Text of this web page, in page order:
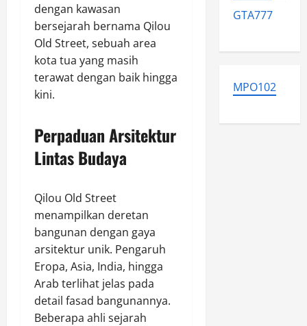
dengan kawasan
bersejarah bernama Qilou
Old Street, sebuah area
kota tua yang masih
terawat dengan baik hingga
kini.
Perpaduan Arsitektur
Lintas Budaya
Qilou Old Street
menampilkan deretan
bangunan dengan gaya
arsitektur unik. Pengaruh
Eropa, Asia, India, hingga
Arab terlihat jelas pada
detail fasad bangunannya.
Beberapa ahli sejarah
GTA777
MPO102